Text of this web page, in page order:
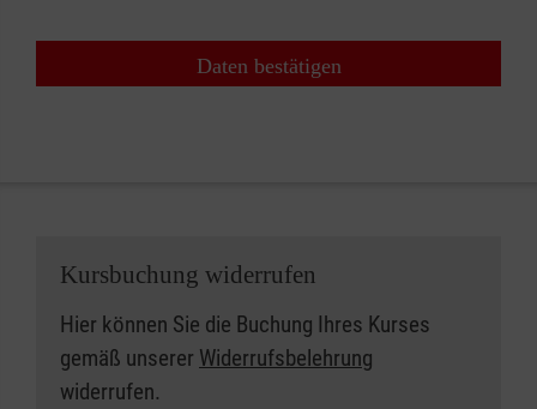
Daten bestätigen
Kursbuchung widerrufen
Hier können Sie die Buchung Ihres Kurses
gemäß unserer Widerrufsbelehrung
widerrufen.